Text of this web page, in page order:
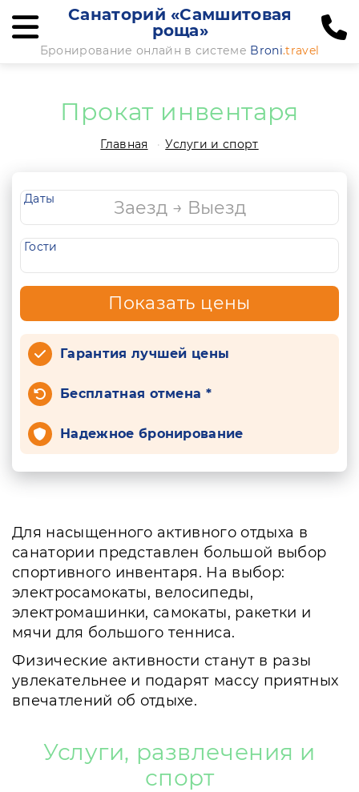
Санаторий «Самшитовая
роща»
Бронирование онлайн в системе Broni.travel
Прокат инвентаря
Главная Услуги и спорт
Даты
Гости
Показать цены
Гарантия лучшей цены
Бесплатная отмена *
Надежное бронирование
Для насыщенного активного отдыха в
санатории представлен большой выбор
спортивного инвентаря. На выбор:
электросамокаты, велосипеды,
электромашинки, самокаты, ракетки и
мячи для большого тенниса.
Физические активности станут в разы
увлекательнее и подарят массу приятных
впечатлений об отдыхе.
Услуги, развлечения и
спорт